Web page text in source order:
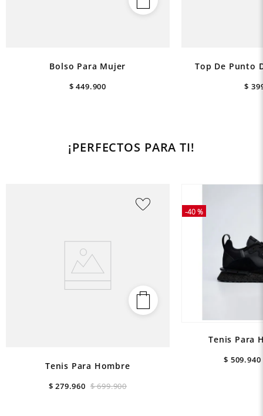
Bolso Para Mujer
$ 449.900
Top De Punto
$
¡PERFECTOS PARA TI!
Tenis Para Hombre
$ 699.900
$ 279.960
-40 %
Tenis Para
$ 509.940